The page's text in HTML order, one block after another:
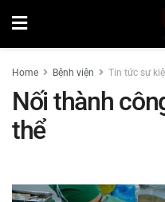
Home Bệnh viện Tin tức sự
Nối thành
thể